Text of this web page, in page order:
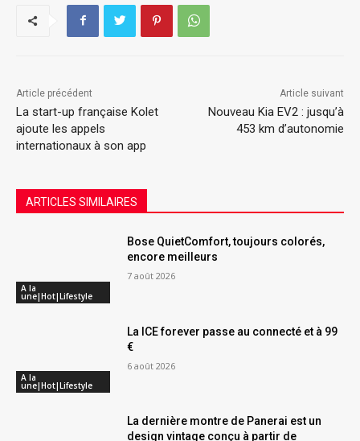
Article précédent
La start-up française Kolet
ajoute les appels
internationaux à son app
Article suivant
Nouveau Kia EV2 : jusqu’à
453 km d’autonomie
ARTICLES SIMILAIRES
A la
une|Hot|Lifestyle
Bose QuietComfort, toujours colorés,
encore meilleurs
7 août 2026
A la
une|Hot|Lifestyle
La ICE forever passe au connecté et à 99
€
6 août 2026
La dernière montre de Panerai est un
design vintage conçu à partir de